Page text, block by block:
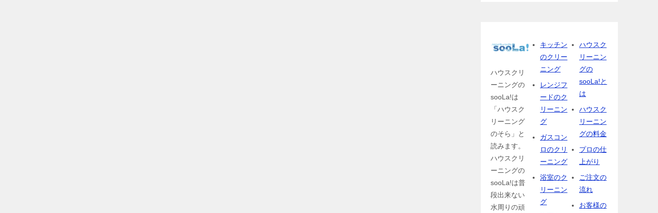
ハウスクリ
ーニングの
sooLa!は
「ハウスク
リーニング
のそら」と
読みます。
ハウスクリ
ーニングの
sooLa!は普
段出来ない
水周りの頑
キッチン
のクリー
ニング
レンジフ
ードのク
リーニン
グ
ガスコン
ロのクリ
ーニング
浴室のク
リーニン
グ
ハウスク
リーニン
グの
sooLa!と
は
ハウスク
リーニン
グの料金
プロの仕
上がり
ご注文の
流れ
お客様の